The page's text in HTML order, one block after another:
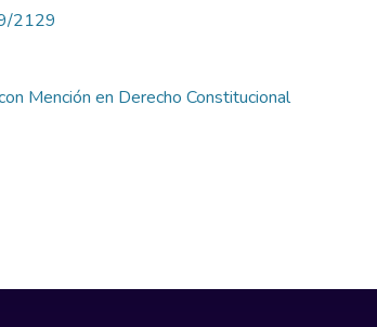
2129
Mención en Derecho Constitucional